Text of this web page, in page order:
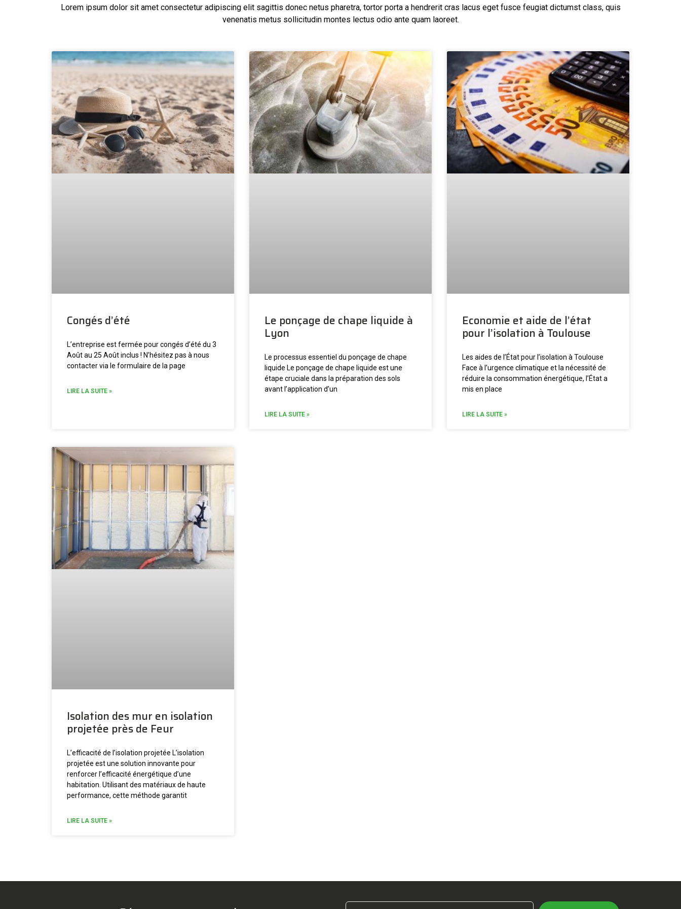
Lorem ipsum dolor sit amet consectetur adipiscing elit sagittis donec netus pharetra, tortor porta a hendrerit cras lacus eget fusce feugiat dictumst class, quis
venenatis metus sollicitudin montes lectus odio ante quam laoreet.
Congés d’été
L’entreprise est fermée pour congés d’été du 3
Août au 25 Août inclus ! N’hésitez pas à nous
contacter via le formulaire de la page
LIRE LA SUITE »
Le ponçage de chape liquide à
Lyon
Le processus essentiel du ponçage de chape
liquide Le ponçage de chape liquide est une
étape cruciale dans la préparation des sols
avant l’application d’un
LIRE LA SUITE »
Economie et aide de l’état
pour l’isolation à Toulouse
Les aides de l’État pour l’isolation à Toulouse
Face à l’urgence climatique et la nécessité de
réduire la consommation énergétique, l’État a
mis en place
LIRE LA SUITE »
Isolation des mur en isolation
projetée près de Feur
L’efficacité de l’isolation projetée L’isolation
projetée est une solution innovante pour
renforcer l’efficacité énergétique d’une
habitation. Utilisant des matériaux de haute
performance, cette méthode garantit
LIRE LA SUITE »